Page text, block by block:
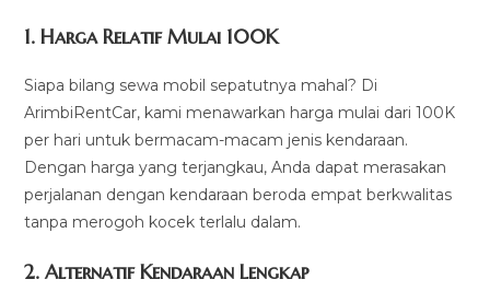
1.Harga Relatif Mulai 100K
Siapa bilang sewa mobil sepatutnya mahal? Di
ArimbiRentCar, kami menawarkan harga mulai dari 100K
per hari untuk bermacam-macam jenis kendaraan.
Dengan harga yang terjangkau, Anda dapat merasakan
perjalanan dengan kendaraan beroda empat berkwalitas
tanpa merogoh kocek terlalu dalam.
2. Alternatif Kendaraan Lengkap